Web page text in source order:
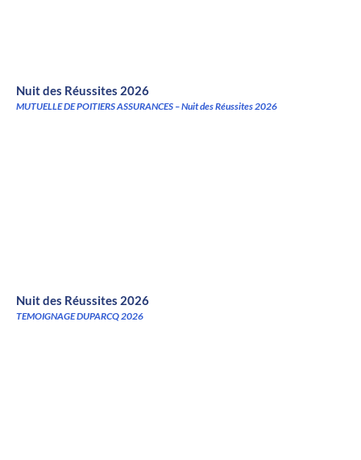
Nuit des Réussites 2026
MUTUELLE DE POITIERS ASSURANCES – Nuit des Réussites 2026
Nuit des Réussites 2026
TEMOIGNAGE DUPARCQ 2026